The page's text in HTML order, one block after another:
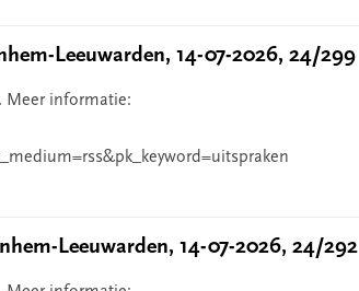
Leeuwarden, 14-07-2026, 24/299
Meer informatie:
Leeuwarden, 14-07-2026, 24/292